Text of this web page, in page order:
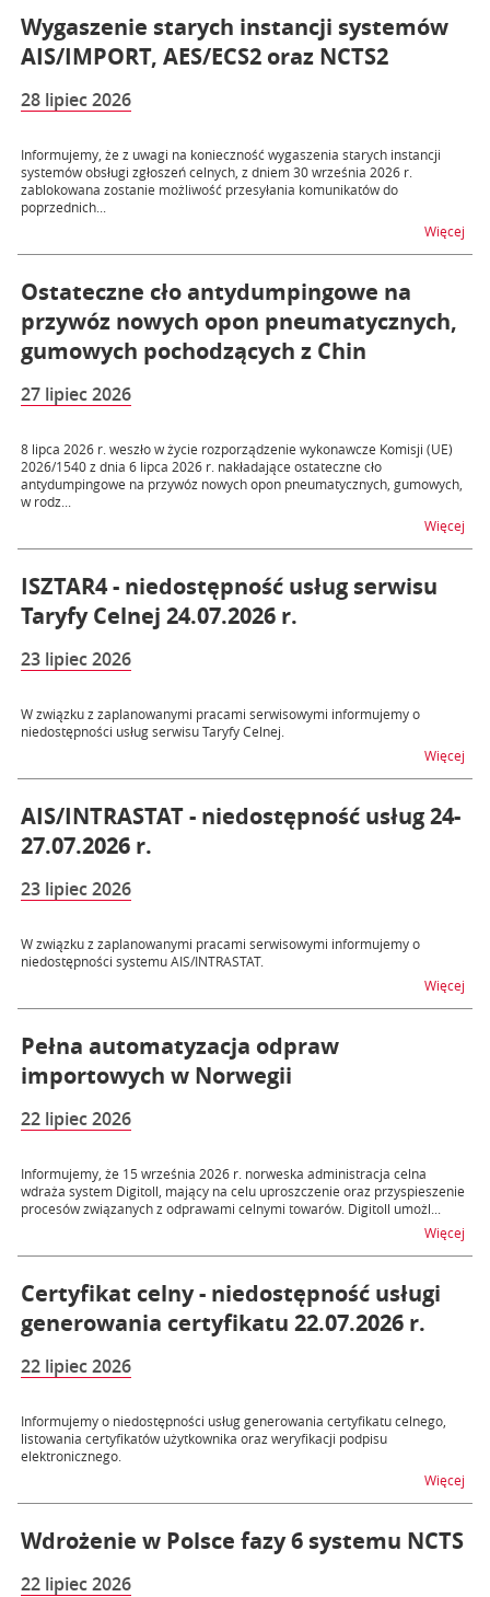
Wygaszenie starych instancji systemów
AIS/IMPORT, AES/ECS2 oraz NCTS2
28 lipiec 2026
Informujemy, że z uwagi na konieczność wygaszenia starych instancji
systemów obsługi zgłoszeń celnych, z dniem 30 września 2026 r.
zablokowana zostanie możliwość przesyłania komunikatów do
poprzednich...
Więcej
Ostateczne cło antydumpingowe na
przywóz nowych opon pneumatycznych,
gumowych pochodzących z Chin
27 lipiec 2026
8 lipca 2026 r. weszło w życie rozporządzenie wykonawcze Komisji (UE)
2026/1540 z dnia 6 lipca 2026 r. nakładające ostateczne cło
antydumpingowe na przywóz nowych opon pneumatycznych, gumowych,
w rodz...
Więcej
ISZTAR4 - niedostępność usług serwisu
Taryfy Celnej 24.07.2026 r.
23 lipiec 2026
W związku z zaplanowanymi pracami serwisowymi informujemy o
niedostępności usług serwisu Taryfy Celnej.
Więcej
AIS/INTRASTAT - niedostępność usług 24-
27.07.2026 r.
23 lipiec 2026
W związku z zaplanowanymi pracami serwisowymi informujemy o
niedostępności systemu AIS/INTRASTAT.
Więcej
Pełna automatyzacja odpraw
importowych w Norwegii
22 lipiec 2026
Informujemy, że 15 września 2026 r. norweska administracja celna
wdraża system Digitoll, mający na celu uproszczenie oraz przyspieszenie
procesów związanych z odprawami celnymi towarów. Digitoll umożl...
Więcej
Certyfikat celny - niedostępność usługi
generowania certyfikatu 22.07.2026 r.
22 lipiec 2026
Informujemy o niedostępności usług generowania certyfikatu celnego,
listowania certyfikatów użytkownika oraz weryfikacji podpisu
elektronicznego.
Więcej
Wdrożenie w Polsce fazy 6 systemu NCTS
22 lipiec 2026